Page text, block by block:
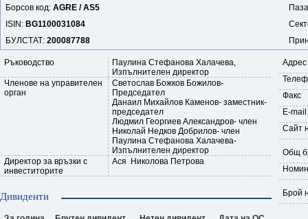
Борсов код: AGRE / AS5
ISIN: BG1100031084
БУЛСТАТ: 200087788
Адрес
Факс
E-mail
Сайт
Общ
Брой
Ръководство
Паулина Стефанова Халачева,
Изпълнителен директор
Членове на управителен
орган
Светослав Божков Божилов-
Председател
Данаил Михайлов Каменов- заместник-
председател
Людмил Георгиев Александров- член
Николай Недков Добрилов- член
Паулина Стефанова Халачева-
Изпълнителен директор
Директор за връзки с
инвеститорите
Ася Николова Петрова
Дивиденти